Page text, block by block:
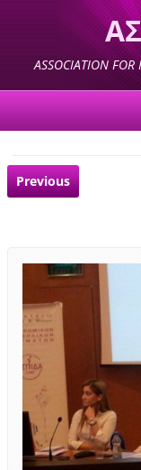
ASSOCIATION FOR
Previous